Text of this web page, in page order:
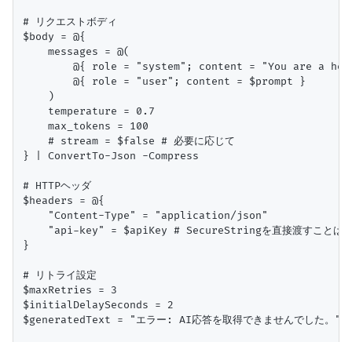
# リクエストボディ
$body = @{
    messages = @(
@{ role = "system"; content = "You are a
        @{ role = "user"; content = $prompt }
    )
    temperature = 0.7
    max_tokens = 100
    # stream = $false # 必要に応じて
} | ConvertTo-Json -Compress
# HTTPヘッダ
$headers = @{
    "Content-Type" = "application/json"
"api-key" = $apiKey # SecureStringを直接渡すことは
}
# リトライ設定
$maxRetries = 3
$initialDelaySeconds = 2
$generatedText = "エラー: AI応答を取得できませんでした。"